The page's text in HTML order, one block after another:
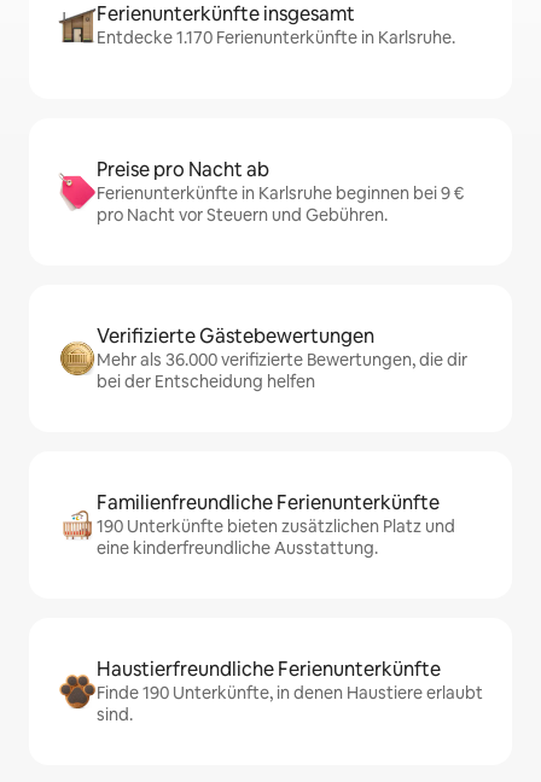
Ferienunterkünfte insgesamt
Entdecke 1.170 Ferienunterkünfte in Karlsruhe.
Preise pro Nacht ab
Ferienunterkünfte in Karlsruhe beginnen bei 9 €
pro Nacht vor Steuern und Gebühren.
Verifizierte Gästebewertungen
Mehr als 36.000 verifizierte Bewertungen, die dir
bei der Entscheidung helfen
Familienfreundliche Ferienunterkünfte
190 Unterkünfte bieten zusätzlichen Platz und
eine kinderfreundliche Ausstattung.
Haustierfreundliche Ferienunterkünfte
Finde 190 Unterkünfte, in denen Haustiere erlaubt
sind.